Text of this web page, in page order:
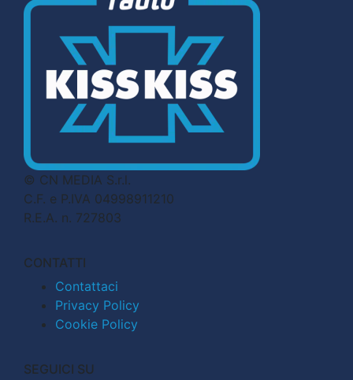
© CN MEDIA S.r.l.
C.F. e P.IVA 04998911210
R.E.A. n. 727803
CONTATTI
Contattaci
Privacy Policy
Cookie Policy
SEGUICI SU